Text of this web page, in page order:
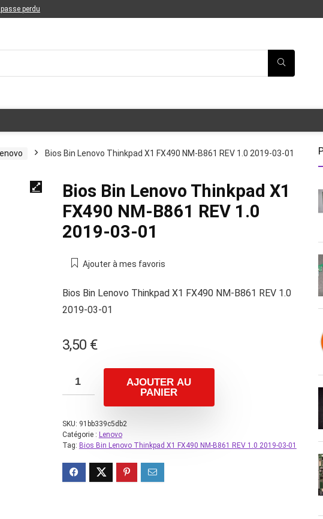
perdu
Bios Bin Lenovo Thinkpad X1 FX490 NM-B861 REV 1.0 2019-03-01
Bios Bin Lenovo Thinkpad X1
FX490 NM-B861 REV 1.0
2019-03-01
Ajouter à mes favoris
Bios Bin Lenovo Thinkpad X1 FX490 NM-B861 REV 1.0
2019-03-01
3,50 €
AJOUTER AU
PANIER
SKU: 91bb339c5db2
Catégorie : Lenovo
Tag: Bios Bin Lenovo Thinkpad X1 FX490 NM-B861 REV 1.0 2019-03-01